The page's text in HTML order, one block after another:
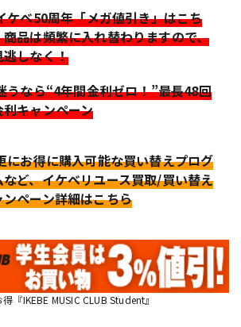
ケベ50周年「メガ値引き」はこち
商品は頻繁に入れ替わりますので、
逃しなく！
うなら“4年間金利ゼロ！”最長48回
利キャンペーン
にお得に購入可能な買い替えプログ
など、イケベリユース買取/買い替え
ンペーン詳細はこちら
『IKEBE MUSIC CLUB Student』